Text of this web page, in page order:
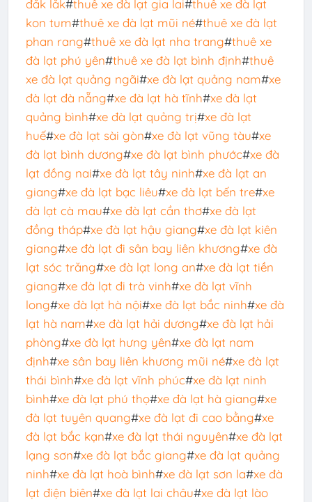
đắk lắk#thuê xe đà lạt gia lai#thuê xe đà lạt
kon tum#thuê xe đà lạt mũi né#thuê xe đà lạt
phan rang#thuê xe đà lạt nha trang#thuê xe
đà lạt phú yên#thuê xe đà lạt bình định#thuê
xe đà lạt quảng ngãi#xe đà lạt quảng nam#xe
đà lạt đà nẵng#xe đà lạt hà tĩnh#xe đà lạt
quảng bình#xe đà lạt quảng trị#xe đà lạt
huế#xe đà lạt sài gòn#xe đà lạt vũng tàu#xe
đà lạt bình dương#xe đà lạt bình phước#xe đà
lạt đồng nai#xe đà lạt tây ninh#xe đà lạt an
giang#xe đà lạt bạc liêu#xe đà lạt bến tre#xe
đà lạt cà mau#xe đà lạt cần thơ#xe đà lạt
đồng tháp#xe đà lạt hậu giang#xe đà lạt kiên
giang#xe đà lạt đi sân bay liên khương#xe đà
lạt sóc trăng#xe đà lạt long an#xe đà lạt tiền
giang#xe đà lạt đi trà vinh#xe đà lạt vĩnh
long#xe đà lạt hà nội#xe đà lạt bắc ninh#xe đà
lạt hà nam#xe đà lạt hải dương#xe đà lạt hải
phòng#xe đà lạt hưng yên#xe đà lạt nam
định#xe sân bay liên khương mũi né#xe đà lạt
thái bình#xe đà lạt vĩnh phúc#xe đà lạt ninh
bình#xe đà lạt phú thọ#xe đà lạt hà giang#xe
đà lạt tuyên quang#xe đà lạt đi cao bằng#xe
đà lạt bắc kạn#xe đà lạt thái nguyên#xe đà lạt
lạng sơn#xe đà lạt bắc giang#xe đà lạt quảng
ninh#xe đà lạt hoà bình#xe đà lạt sơn la#xe đà
lạt điện biên#xe đà lạt lai châu#xe đà lạt lào